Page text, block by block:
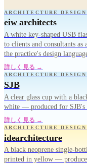
ARCHITECTURE DESIGN
eiw architects
A white key-shaped USB
to clients and consultants
the practice's design
詳しく見る →
ARCHITECTURE DESIGN
SJB
A clear glass cup with a
white — produced for SJB's
詳しく見る →
ARCHITECTURE DESIGN
idearchitecture
A black neoprene single-
printed in yellow —